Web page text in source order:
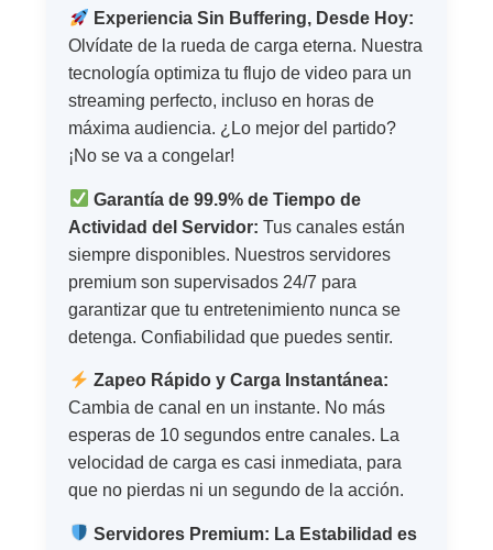
Experiencia Sin Buffering, Desde Hoy:
Olvídate de la rueda de carga eterna. Nuestra
tecnología optimiza tu flujo de video para un
streaming perfecto, incluso en horas de
máxima audiencia. ¿Lo mejor del partido?
¡No se va a congelar!
Garantía de 99.9% de Tiempo de
Actividad del Servidor: Tus canales están
siempre disponibles. Nuestros servidores
premium son supervisados 24/7 para
garantizar que tu entretenimiento nunca se
detenga. Confiabilidad que puedes sentir.
Zapeo Rápido y Carga Instantánea:
Cambia de canal en un instante. No más
esperas de 10 segundos entre canales. La
velocidad de carga es casi inmediata, para
que no pierdas ni un segundo de la acción.
Servidores Premium: La Estabilidad es